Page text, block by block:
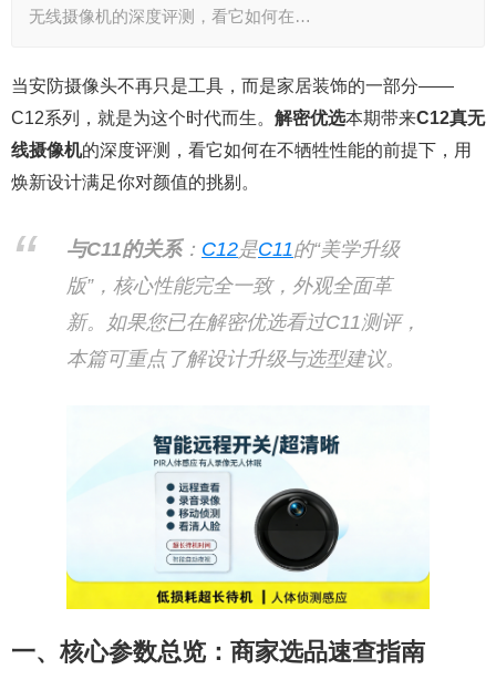
无线摄像机的深度评测，看它如何在…
当安防摄像头不再只是工具，而是家居装饰的一部分——
C12系列，就是为这个时代而生。 解密优选本期带来C12真无
线摄像机的深度评测，看它如何在不牺牲性能的前提下，用
焕新设计满足你对颜值的挑剔。
与C11的关系： C12是C11的“美学升级
版”，核心性能完全一致，外观全面革
新。如果您已在解密优选看过C11测评，
本篇可重点了解设计升级与选型建议。
一、核心参数总览：商家选品速查指南